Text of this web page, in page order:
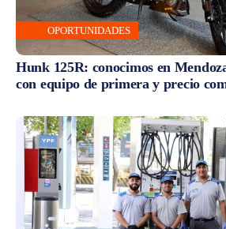
OPORTUNIDADES
Hunk 125R: conocimos en
con equipo de primera y precio